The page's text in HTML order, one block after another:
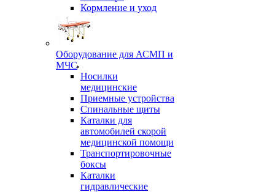
Кормление и уход
Оборудование для АСМП и
МЧС
Носилки
медицинские
Приемные устройства
Спинальные щиты
Каталки для
автомобилей скорой
медицинской помощи
Транспортировочные
боксы
Каталки
гидравлические